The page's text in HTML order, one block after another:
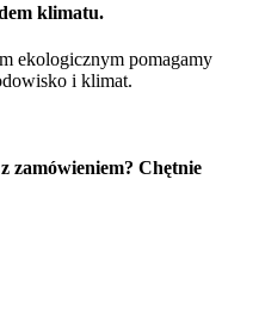
klimatu.
ekologicznym pomagamy
i klimat.
zamówieniem? Chętnie